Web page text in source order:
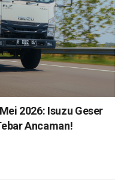
2026: Isuzu Geser
Ancaman!